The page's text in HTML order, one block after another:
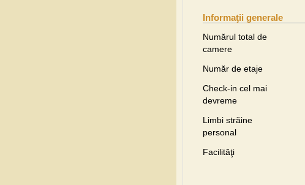
Informaţii generale
Numărul total de
camere
Număr de etaje
Check-in cel mai
devreme
Limbi străine
personal
Facilităţi